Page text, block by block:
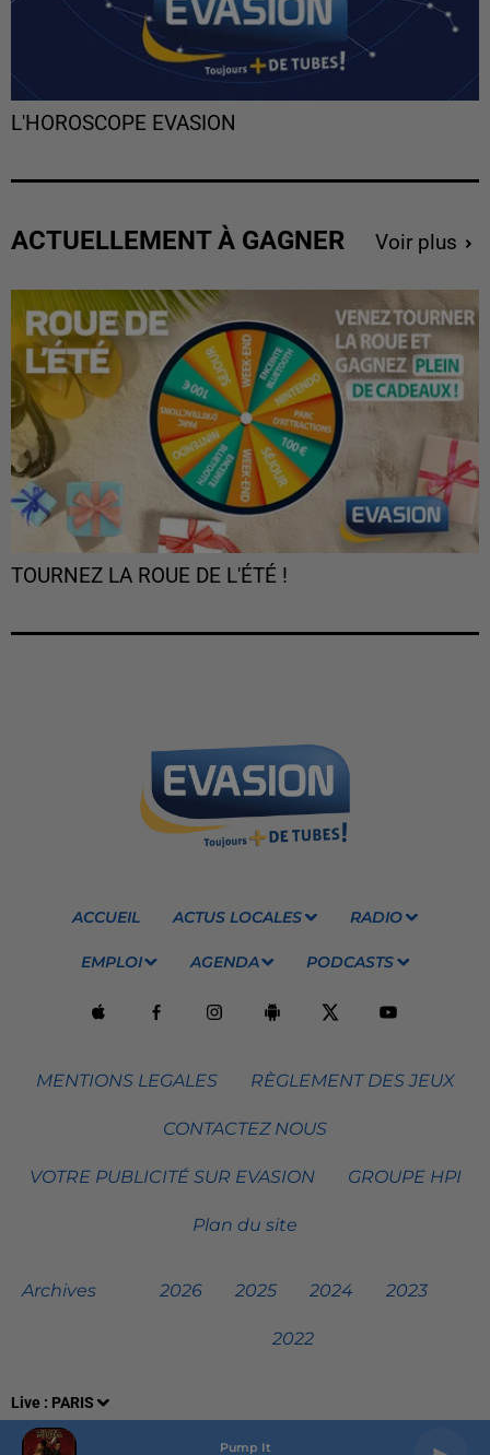
Live : PARIS
Pump It
L'HOROSCOPE EVASION
ACTUELLEMENT À GAGNER Voir plus
TOURNEZ LA ROUE DE L'ÉTÉ !
ACCUEIL ACTUS LOCALES RADIO
EMPLOI AGENDA PODCASTS
MENTIONS LEGALES RÈGLEMENT DES JEUX
CONTACTEZ NOUS
VOTRE PUBLICITÉ SUR EVASION GROUPE HPI
Plan du site
Archives 2026 2025 2024 2023
2022